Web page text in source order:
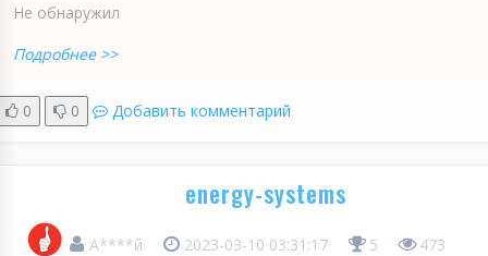
Не обнаружил
Подробнее >>
0 0 Добавить комментарий
energy-systems
А****й 2023-03-10 03:31:17 5 473